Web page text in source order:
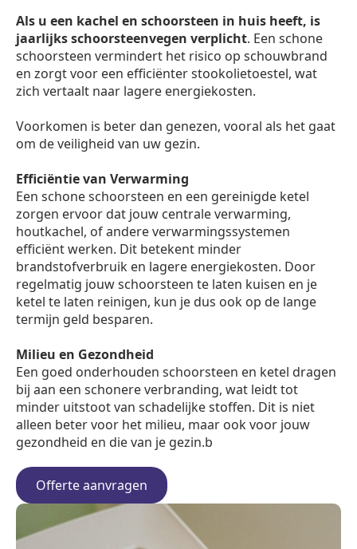
Als u een kachel en schoorsteen in huis heeft, is
jaarlijks schoorsteenvegen verplicht. Een schone
schoorsteen vermindert het risico op schouwbrand
en zorgt voor een efficiënter stookolietoestel, wat
zich vertaalt naar lagere energiekosten.
Voorkomen is beter dan genezen, vooral als het gaat
om de veiligheid van uw gezin.
Efficiëntie van Verwarming
Een schone schoorsteen en een gereinigde ketel
zorgen ervoor dat jouw centrale verwarming,
houtkachel, of andere verwarmingssystemen
efficiënt werken. Dit betekent minder
brandstofverbruik en lagere energiekosten. Door
regelmatig jouw schoorsteen te laten kuisen en je
ketel te laten reinigen, kun je dus ook op de lange
termijn geld besparen.
Milieu en Gezondheid
Een goed onderhouden schoorsteen en ketel dragen
bij aan een schonere verbranding, wat leidt tot
minder uitstoot van schadelijke stoffen. Dit is niet
alleen beter voor het milieu, maar ook voor jouw
gezondheid en die van je gezin.b
Offerte aanvragen